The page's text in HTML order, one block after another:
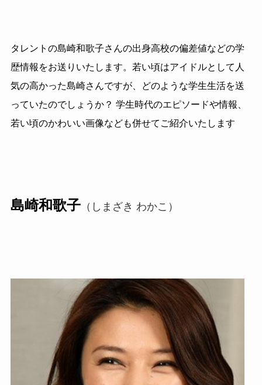
タレントの島崎和歌子さんの出身高校の偏差値などの学
歴情報をお送りいたします。若い頃はアイドルとして人
気の高かった島崎さんですが、どのような学生生活を送
っていたのでしょうか？ 学生時代のエピソードや情報、
若い頃のかわいい画像なども併せてご紹介いたします
島崎和歌子（しまざき わかこ）